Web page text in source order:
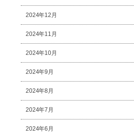
2024年12月
2024年11月
2024年10月
2024年9月
2024年8月
2024年7月
2024年6月